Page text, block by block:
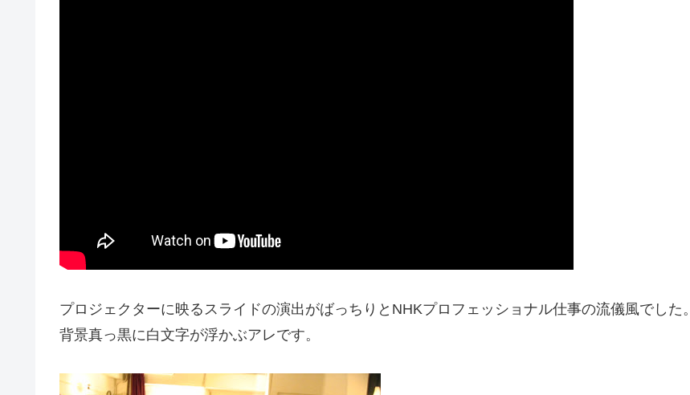
プロジェクターに映るスライドの演出がばっちりとNHKプロフェッショナル仕事の流儀風でした。
背景真っ黒に白文字が浮かぶアレです。